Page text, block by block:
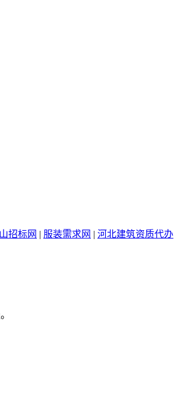
招标网 | 服装需求网 | 河北建筑资质代办